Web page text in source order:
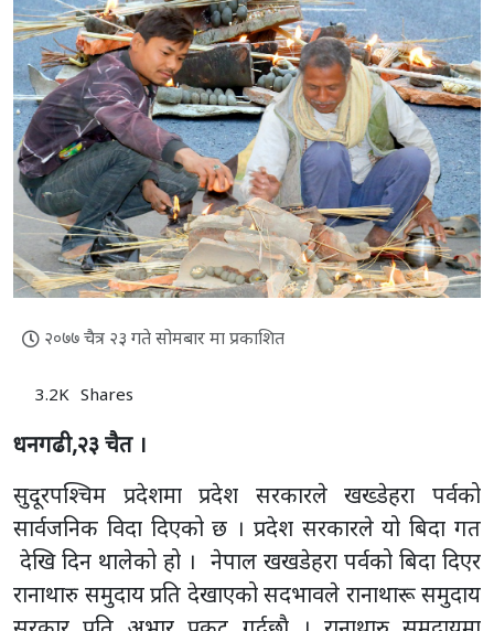
२०७७ चैत्र २३ गते सोमबार मा प्रकाशित
3.2K Shares
धनगढी,२३ चैत ।
सुदूरपश्चिम प्रदेशमा प्रदेश सरकारले खख्डेहरा पर्वको
सार्वजनिक विदा दिएको छ । प्रदेश सरकारले यो बिदा गत
देखि दिन थालेको हो । नेपाल खखडेहरा पर्वको बिदा दिएर
रानाथारु समुदाय प्रति देखाएको सदभावले रानाथारू समुदाय